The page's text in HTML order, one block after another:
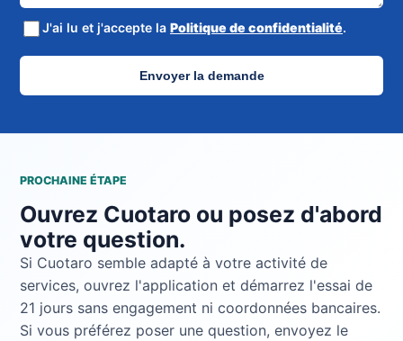
J'ai lu et j'accepte la Politique de confidentialité.
Envoyer la demande
PROCHAINE ÉTAPE
Ouvrez Cuotaro ou posez d'abord
votre question.
Si Cuotaro semble adapté à votre activité de
services, ouvrez l'application et démarrez l'essai de
21 jours sans engagement ni coordonnées bancaires.
Si vous préférez poser une question, envoyez le